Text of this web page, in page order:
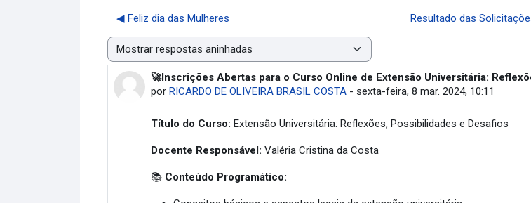
◀︎ Feliz dia das Mulheres Resultado das
Modo de visualização
🚀Inscrições Abertas para o Curso Online de Extensão Universitária:
por RICARDO DE OLIVEIRA BRASIL COSTA- sexta-feira, 8 mar. 2024, 10:11
Número de respostas: 0
Título do Curso: Extensão Universitária: Reflexões, Possibilidades e Desafios
Docente Responsável: Valéria Cristina da Costa
📚 Conteúdo Programático: